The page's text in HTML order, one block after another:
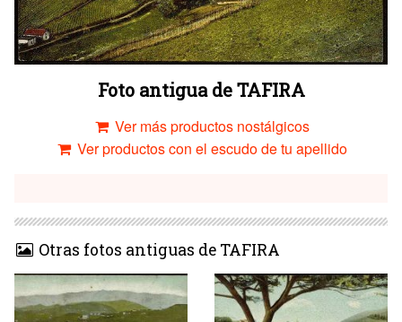
Foto antigua de TAFIRA
Ver más productos nostálgicos
Ver productos con el escudo de tu apellido
Otras fotos antiguas de TAFIRA